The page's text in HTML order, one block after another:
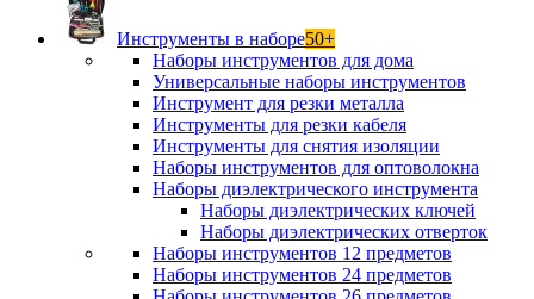
Инструменты в наборе50+
Наборы инструментов для дома
Универсальные наборы инструментов
Инструмент для резки металла
Инструменты для резки кабеля
Инструменты для снятия изоляции
Наборы инструментов для оптоволокна
Наборы диэлектрического инструмента
Наборы диэлектрических ключей
Наборы диэлектрических отверток
Наборы инструментов 12 предметов
Наборы инструментов 24 предметов